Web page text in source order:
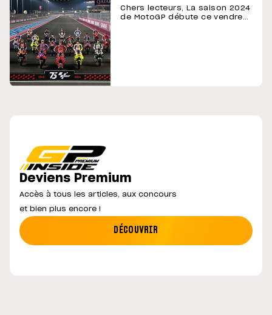
Chers lecteurs, La saison 2024
de MotoGP débute ce vendredi
Deviens Premium
Accès à tous les articles, aux concours
et bien plus encore !
DÉCOUVRIR